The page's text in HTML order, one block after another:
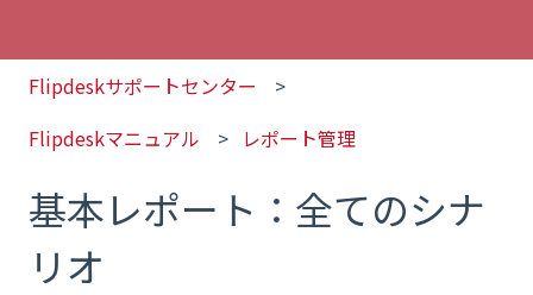
Flipdeskサポートセンター
Flipdeskマニュアル
レポート管理
基本レポート：全てのシナ
リオ